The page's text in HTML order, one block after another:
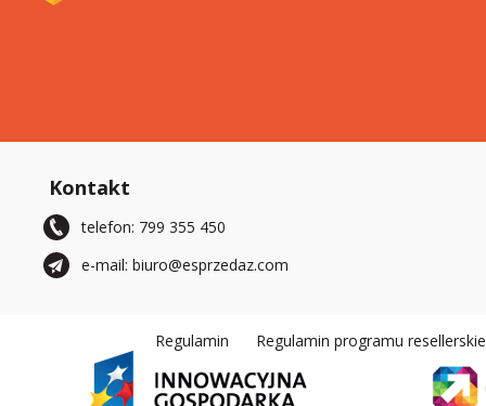
Kontakt
telefon: 799 355 450
e-mail: biuro@esprzedaz.com
Regulamin Regulamin programu